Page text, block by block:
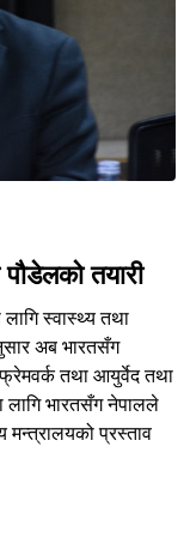
तयारी
स्वास्थ्य तथा
अब भारतसँग
तथा आयुर्वेद तथा
लागि भारतसँग नेपालले
मन्त्रालयको प्रस्ताव